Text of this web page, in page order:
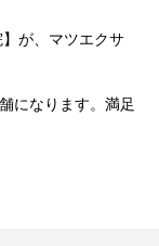
】が、マツエクサ
になります。満足